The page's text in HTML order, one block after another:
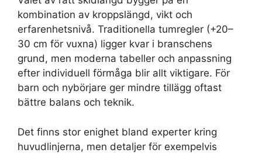
kombination av kroppslängd, vikt och
erfarenhetsnivå. Traditionella tumregler (+20–
30 cm för vuxna) ligger kvar i branschens
grund, men moderna tabeller och anpassning
efter individuell förmåga blir allt viktigare. För
barn och nybörjare ger mindre tillägg oftast
bättre balans och teknik.
Det finns stor enighet bland experter kring
huvudlinjerna, men detaljer för exempelvis